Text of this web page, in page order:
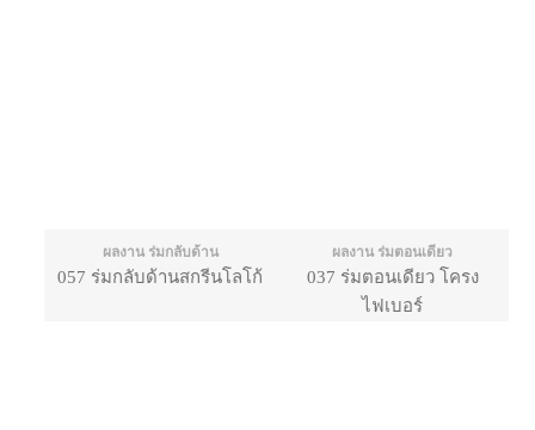
ผลงาน ร่มกลับด้าน
057 ร่มกลับด้านสกรีนโลโก้
ผลงาน ร่มตอนเดียว
037 ร่มตอนเดียว โครง
ไฟเบอร์